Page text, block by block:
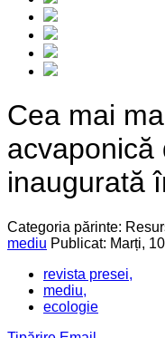
Cea mai
acvaponică
inaugurată
Categoria părinte:
mediu Publicat: Marți,
revista presei,
mediu,
ecologie